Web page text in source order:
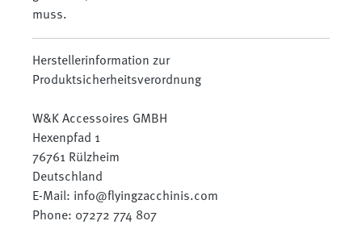
muss.
Herstellerinformation zur
Produktsicherheitsverordnung
W&K Accessoires GMBH
Hexenpfad 1
76761 Rülzheim
Deutschland
E-Mail: info@flyingzacchinis.com
Phone: 07272 774 807